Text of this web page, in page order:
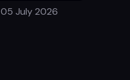
05 July 2026